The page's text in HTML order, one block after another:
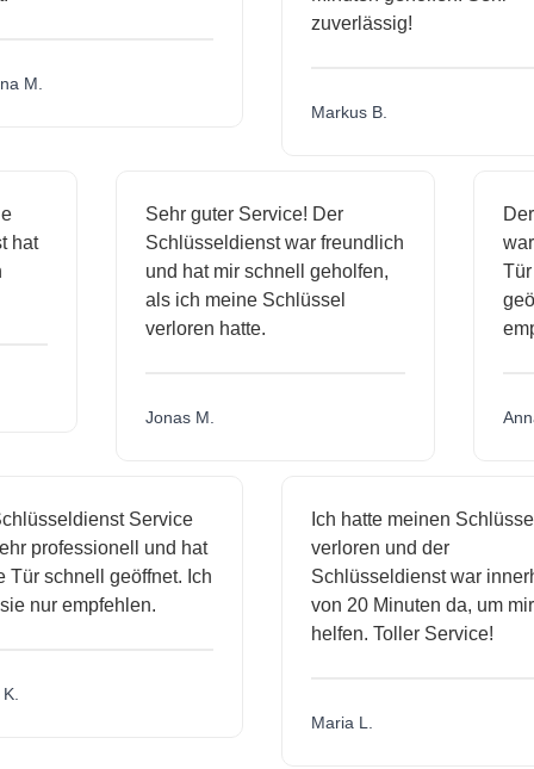
M.
zuverlässig!
Markus B.
hat
Sehr guter Service! Der
Schlüsseldienst war freundlich
und hat mir schnell geholfen,
als ich meine Schlüssel
verloren hatte.
Jonas M.
Service
professionell und hat
schnell geöffnet. Ich
nur empfehlen.
Ich hatte meinen Schlüssel
verloren und der
Schlüsseldienst war
von 20 Minuten da, um mir
helfen. Toller Service!
Maria L.